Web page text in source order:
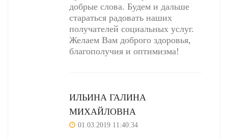
добрые слова. Будем и дальше
стараться радовать наших
получателей социальных услуг.
Желаем Вам доброго здоровья,
благополучия и оптимизма!
ИЛЬИНА ГАЛИНА
МИХАЙЛОВНА
01.03.2019 11:40:34